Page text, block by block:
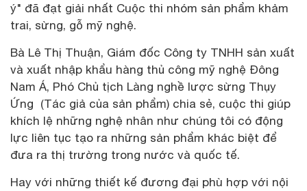
ý" đã đạt giải nhất Cuộc thi nhóm sản phẩm khảm
trai, sừng, gỗ mỹ nghệ.
Bà Lê Thị Thuận, Giám đốc Công ty TNHH sản xuất
và xuất nhập khẩu hàng thủ công mỹ nghệ Đông
Nam Á, Phó Chủ tịch Làng nghề lược sừng Thụy
Ứng (Tác giả của sản phẩm) chia sẻ, cuộc thi giúp
khích lệ những nghệ nhân như chúng tôi có động
lực liên tục tạo ra những sản phẩm khác biệt để
đưa ra thị trường trong nước và quốc tế.
Hay với những thiết kế đương đại phù hợp với nội